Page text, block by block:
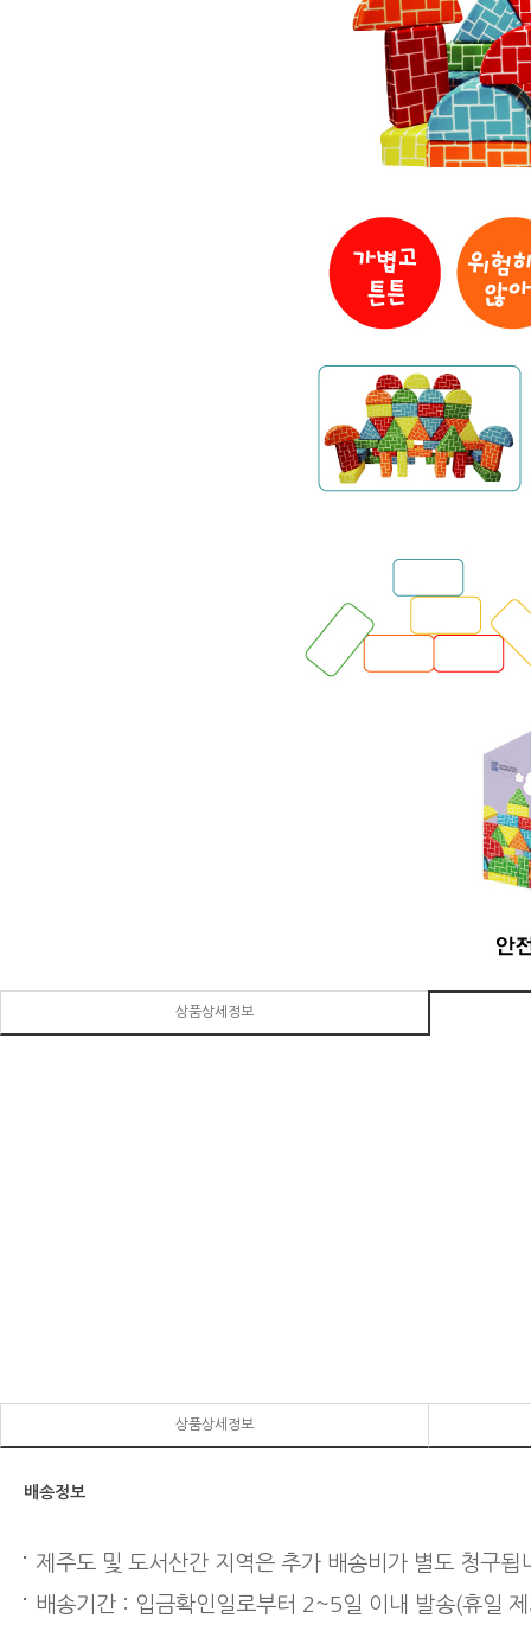
상품상세정보
상품상세정보
배송정보
제주도 및 도서산간 지역은 추가 배송비가 별도 청구됩
배송기간 : 입금확인일로부터 2~5일 이내 발송(휴일